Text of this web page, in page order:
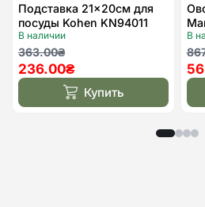
Подставка 21×20см для
посуды Kohen KN94011
В наличии
363.00₴
Первоначальная
цена
составляла
363.00₴.
236.00₴
Текущая
цена:
236.00₴. Купить
В